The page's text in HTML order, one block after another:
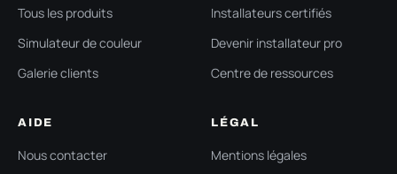
Tous les produits
Simulateur de couleur
Galerie clients
Installateurs certifiés
Devenir installateur pro
Centre de ressources
AIDE
Nous contacter
LÉGAL
Mentions légales